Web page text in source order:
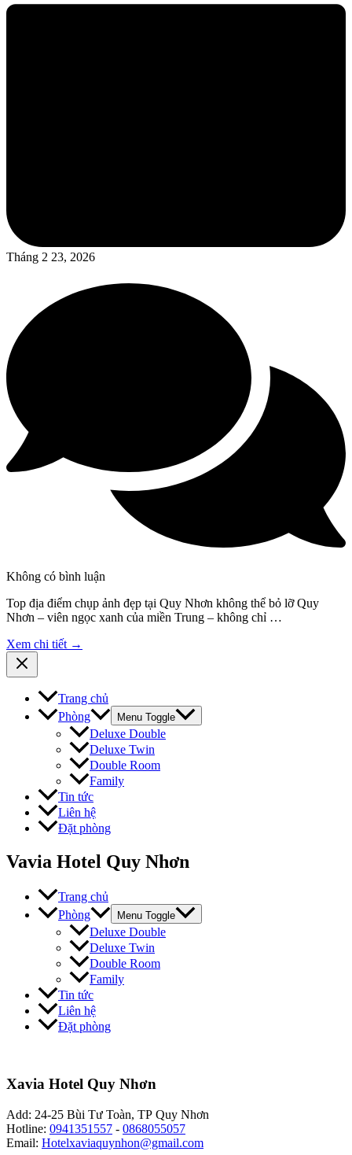
Tháng 2 23, 2026
Không có bình luận
Top địa điểm chụp ảnh đẹp tại Quy Nhơn không thể bỏ lỡ Quy
Nhơn – viên ngọc xanh của miền Trung – không chỉ …
Xem chi tiết →
Trang chủ
Phòng
Menu Toggle
Deluxe Double
Deluxe Twin
Double Room
Family
Tin tức
Liên hệ
Đặt phòng
Vavia Hotel Quy Nhơn
Trang chủ
Phòng
Menu Toggle
Deluxe Double
Deluxe Twin
Double Room
Family
Tin tức
Liên hệ
Đặt phòng
Xavia Hotel Quy Nhơn
Add: 24-25 Bùi Tư Toàn, TP Quy Nhơn
Hotline: 0941351557 - 0868055057
Email: Hotelxaviaquynhon@gmail.com